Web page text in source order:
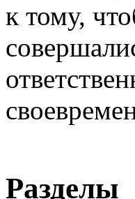
к тому,
Разделы